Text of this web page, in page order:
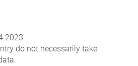
do not necessarily take